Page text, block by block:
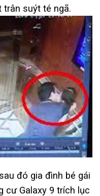
suýt té ngã.
đó gia đình bé gái
cư Galaxy 9 trích lục